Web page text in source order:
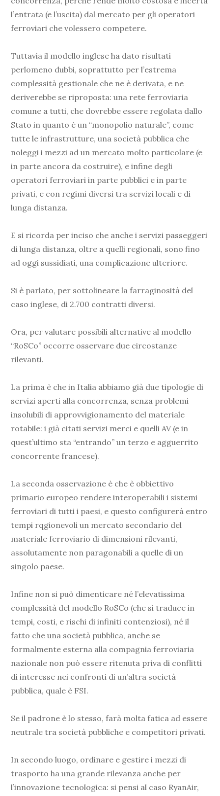
l’entrata (e l’uscita) dal mercato per gli operatori
ferroviari che volessero competere.
Tuttavia il modello inglese ha dato risultati
perlomeno dubbi, soprattutto per l’estrema
complessità gestionale che ne è derivata, e ne
deriverebbe se riproposta: una rete ferroviaria
comune a tutti, che dovrebbe essere regolata dallo
Stato in quanto è un “monopolio naturale”, come
tutte le infrastrutture, una società pubblica che
noleggi i mezzi ad un mercato molto particolare (e
in parte ancora da costruire), e infine degli
operatori ferroviari in parte pubblici e in parte
privati, e con regimi diversi tra servizi locali e di
lunga distanza.
E si ricorda per inciso che anche i servizi passeggeri
di lunga distanza, oltre a quelli regionali, sono fino
ad oggi sussidiati, una complicazione ulteriore.
Si è parlato, per sottolineare la farraginosità del
caso inglese, di 2.700 contratti diversi.
Ora, per valutare possibili alternative al modello
“RoSCo” occorre osservare due circostanze
rilevanti.
La prima è che in Italia abbiamo già due tipologie di
servizi aperti alla concorrenza, senza problemi
insolubili di approvvigionamento del materiale
rotabile: i già citati servizi merci e quelli AV (e in
quest’ultimo sta “entrando” un terzo e agguerrito
concorrente francese).
La seconda osservazione è che è obbiettivo
primario europeo rendere interoperabili i sistemi
ferroviari di tutti i paesi, e questo configurerà entro
tempi rqgionevoli un mercato secondario del
materiale ferroviario di dimensioni rilevanti,
assolutamente non paragonabili a quelle di un
singolo paese.
Infine non si può dimenticare né l’elevatissima
complessità del modello RoSCo (che si traduce in
tempi, costi, e rischi di infiniti contenziosi), né il
fatto che una società pubblica, anche se
formalmente esterna alla compagnia ferroviaria
nazionale non può essere ritenuta priva di conflitti
di interesse nei confronti di un’altra società
pubblica, quale è FSI.
Se il padrone è lo stesso, farà molta fatica ad essere
neutrale tra società pubbliche e competitori privati.
In secondo luogo, ordinare e gestire i mezzi di
trasporto ha una grande rilevanza anche per
l’innovazione tecnologica: si pensi al caso RyanAir,